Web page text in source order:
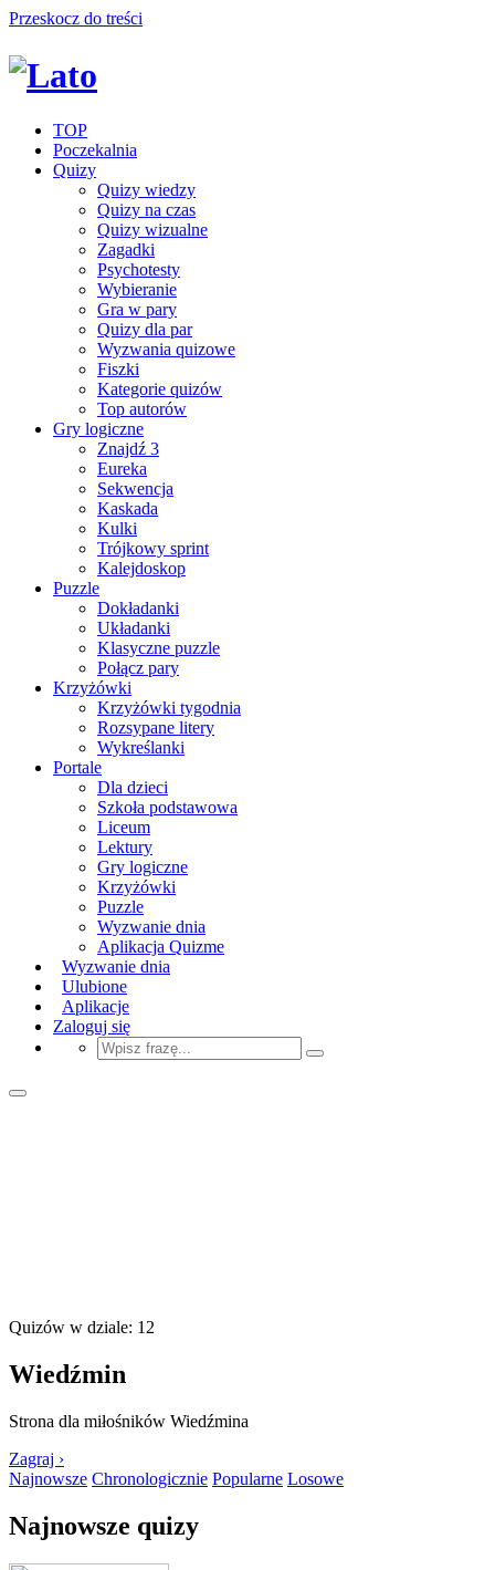
Przeskocz do treści
TOP
Poczekalnia
Quizy
Quizy wiedzy
Quizy na czas
Quizy wizualne
Zagadki
Psychotesty
Wybieranie
Gra w pary
Quizy dla par
Wyzwania quizowe
Fiszki
Kategorie quizów
Top autorów
Gry logiczne
Znajdź 3
Eureka
Sekwencja
Kaskada
Kulki
Trójkowy sprint
Kalejdoskop
Puzzle
Dokładanki
Układanki
Klasyczne puzzle
Połącz pary
Krzyżówki
Krzyżówki tygodnia
Rozsypane litery
Wykreślanki
Portale
Dla dzieci
Szkoła podstawowa
Liceum
Lektury
Gry logiczne
Krzyżówki
Puzzle
Wyzwanie dnia
Aplikacja Quizme
Wyzwanie dnia
Ulubione
Aplikacje
Zaloguj się
Quizów w dziale: 12
Wiedźmin
Strona dla miłośników Wiedźmina
Zagraj ›
Najnowsze Chronologicznie Popularne Losowe
Najnowsze quizy